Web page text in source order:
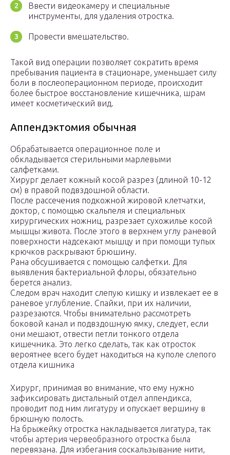
Ввести видеокамеру и специальные
инструменты, для удаления отростка.
Провести вмешательство.
Такой вид операции позволяет сократить время
пребывания пациента в стационаре, уменьшает силу
боли в послеоперационном периоде, происходит
более быстрое восстановление кишечника, шрам
имеет косметический вид.
Аппендэктомия обычная
Обрабатывается операционное поле и
обкладывается стерильными марлевыми
салфетками.
Хирург делает кожный косой разрез (длиной 10-12
см) в правой подвздошной области.
После рассечения подкожной жировой клетчатки,
доктор, с помощью скальпеля и специальных
хирургических ножниц, разрезает сухожилье косой
мышцы живота. После этого в верхнем углу раневой
поверхности надсекают мышцу и при помощи тупых
крючков раскрывают брюшину.
Рана обсушивается с помощью салфетки. Для
выявления бактериальной флоры, обязательно
берется анализ.
Следом врач находит слепую кишку и извлекает ее в
раневое углубление. Спайки, при их наличии,
разрезаются. Чтобы внимательно рассмотреть
боковой канал и подвздошную ямку, следует, если
они мешают, отвести петли тонкого отдела
кишечника. Это легко сделать, так как отросток
вероятнее всего будет находиться на куполе слепого
отдела кишника
Хирург, принимая во внимание, что ему нужно
зафиксировать дистальный отдел аппендикса,
проводит под ним лигатуру и опускает вершину в
брюшную полость.
На брыжейку отростка накладывается лигатура, так
чтобы артерия червеобразного отростка была
перевязана. Для избегания соскальзывание нити,